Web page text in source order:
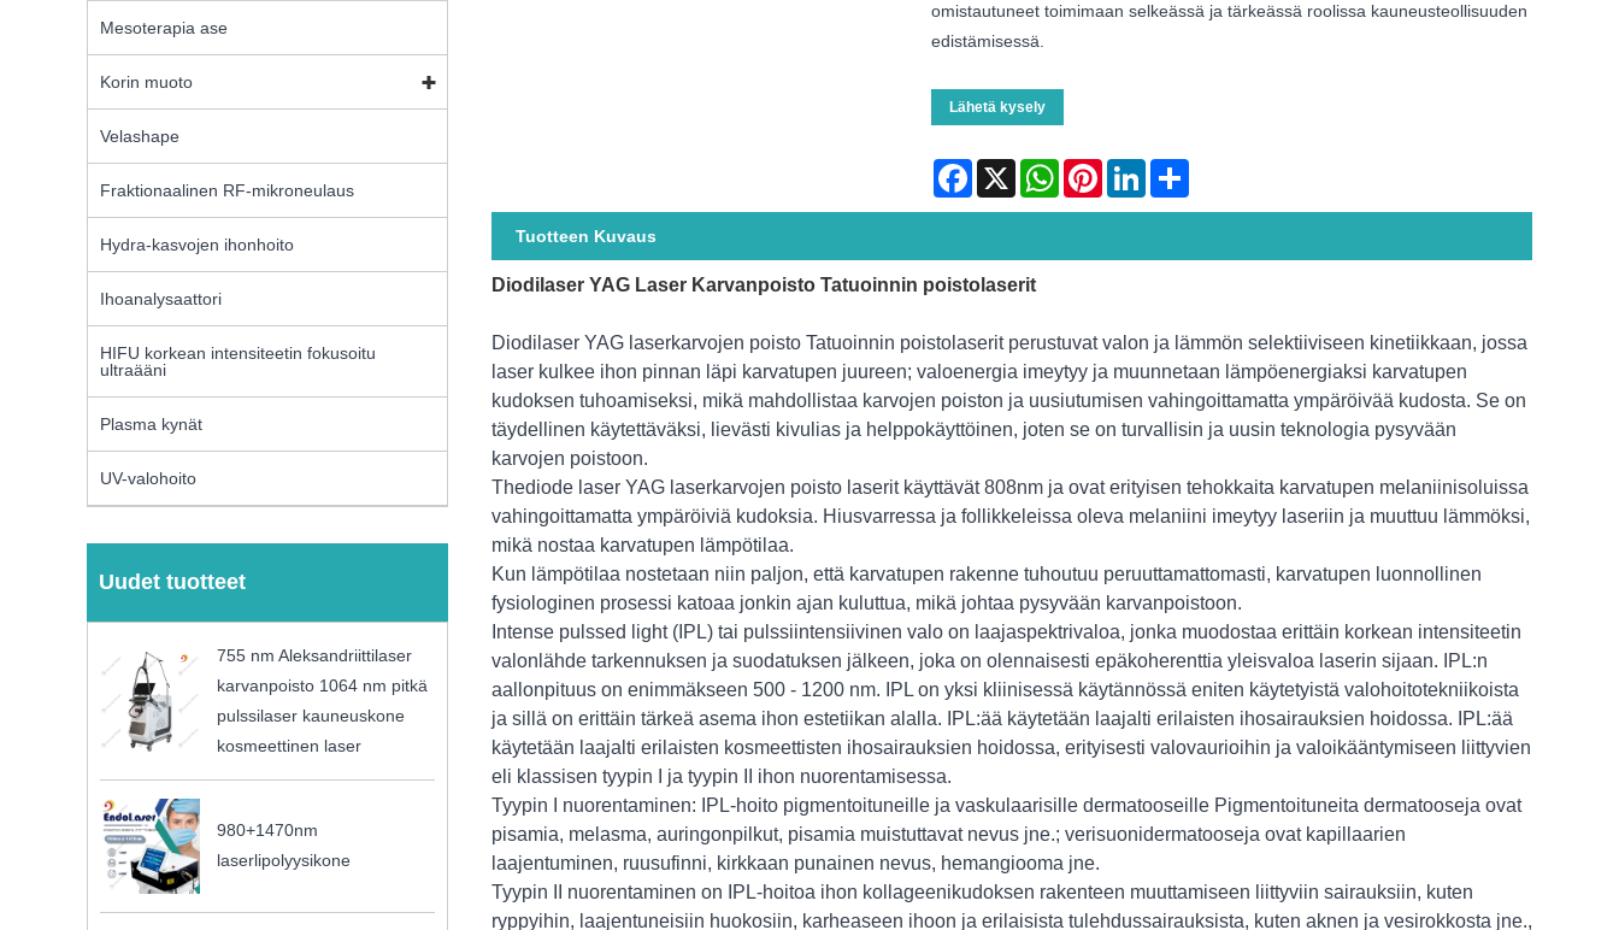
Mesoterapia ase
Korin muoto
Velashape
Fraktionaalinen RF-mikroneulaus
Hydra-kasvojen ihonhoito
Ihoanalysaattori
HIFU korkean intensiteetin fokusoitu
ultraääni
Plasma kynät
UV-valohoito
Uudet tuotteet
755 nm Aleksandriittilaser
karvanpoisto 1064 nm pitkä
pulssilaser kauneuskone
kosmeettinen laser
980+1470nm
laserlipolyysikone
omistautuneet toimimaan selkeässä ja tärkeässä roolissa kauneusteollisuuden
edistämisessä.
Lähetä kysely
Facebook
X WhatsAppPinterestLinkedInShare
Tuotteen Kuvaus
Diodilaser YAG Laser Karvanpoisto Tatuoinnin poistolaserit
Diodilaser YAG laserkarvojen poisto Tatuoinnin poistolaserit perustuvat valon ja lämmön selektiiviseen kinetiikkaan, jossa
laser kulkee ihon pinnan läpi karvatupen juureen; valoenergia imeytyy ja muunnetaan lämpöenergiaksi karvatupen
kudoksen tuhoamiseksi, mikä mahdollistaa karvojen poiston ja uusiutumisen vahingoittamatta ympäröivää kudosta. Se on
täydellinen käytettäväksi, lievästi kivulias ja helppokäyttöinen, joten se on turvallisin ja uusin teknologia pysyvään
karvojen poistoon.
Thediode laser YAG laserkarvojen poisto laserit käyttävät 808nm ja ovat erityisen tehokkaita karvatupen melaniinisoluissa
vahingoittamatta ympäröiviä kudoksia. Hiusvarressa ja follikkeleissa oleva melaniini imeytyy laseriin ja muuttuu lämmöksi,
mikä nostaa karvatupen lämpötilaa.
Kun lämpötilaa nostetaan niin paljon, että karvatupen rakenne tuhoutuu peruuttamattomasti, karvatupen luonnollinen
fysiologinen prosessi katoaa jonkin ajan kuluttua, mikä johtaa pysyvään karvanpoistoon.
Intense pulssed light (IPL) tai pulssiintensiivinen valo on laajaspektrivaloa, jonka muodostaa erittäin korkean intensiteetin
valonlähde tarkennuksen ja suodatuksen jälkeen, joka on olennaisesti epäkoherenttia yleisvaloa laserin sijaan. IPL:n
aallonpituus on enimmäkseen 500 - 1200 nm. IPL on yksi kliinisessä käytännössä eniten käytetyistä valohoitotekniikoista
ja sillä on erittäin tärkeä asema ihon estetiikan alalla. IPL:ää käytetään laajalti erilaisten ihosairauksien hoidossa. IPL:ää
käytetään laajalti erilaisten kosmeettisten ihosairauksien hoidossa, erityisesti valovaurioihin ja valoikääntymiseen liittyvien
eli klassisen tyypin I ja tyypin II ihon nuorentamisessa.
Tyypin I nuorentaminen: IPL-hoito pigmentoituneille ja vaskulaarisille dermatooseille Pigmentoituneita dermatooseja ovat
pisamia, melasma, auringonpilkut, pisamia muistuttavat nevus jne.; verisuonidermatooseja ovat kapillaarien
laajentuminen, ruusufinni, kirkkaan punainen nevus, hemangiooma jne.
Tyypin II nuorentaminen on IPL-hoitoa ihon kollageenikudoksen rakenteen muuttamiseen liittyviin sairauksiin, kuten
ryppyihin, laajentuneisiin huokosiin, karheaseen ihoon ja erilaisista tulehdussairauksista, kuten aknen ja vesirokkosta jne.,